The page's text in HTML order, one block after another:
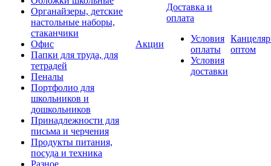
Органайзеры, детские
настольные наборы,
стаканчики
Офис
Папки для труда, для
тетрадей
Пеналы
Портфолио для
школьников и
дошкольников
Принадлежности для
письма и черчения
Продукты питания,
посуда и техника
Разное
Акции
Доставка и
оплата
Условия
оплаты
Условия
доставки
оптом